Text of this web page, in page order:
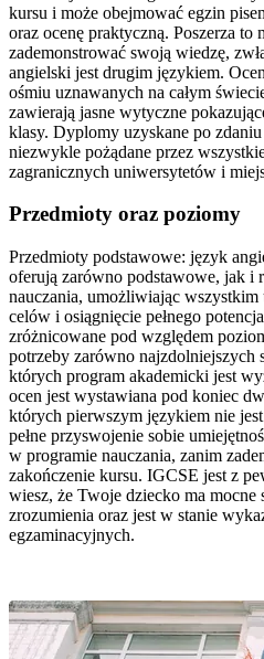
kursu i może obejmować egzin
oraz ocenę praktyczną. Poszerza
zademonstrować swoją wiedzę,
angielski jest drugim językiem.
ośmiu uznawanych na całym
zawierają jasne wytyczne
klasy. Dyplomy uzyskane po
niezwykle pożądane przez
zagranicznych uniwersytetów i
Przedmioty oraz poziomy
Przedmioty podstawowe: język
oferują zarówno podstawowe, jak i
nauczania, umożliwiając
celów i osiągnięcie pełnego
zróżnicowane pod względem
potrzeby zarówno najzdolniejszych
których program akademicki jest
ocen jest wystawiana pod koniec
których pierwszym językiem nie
pełne przyswojenie sobie
w programie nauczania, zanim
zakończenie kursu. IGCSE jest z
wiesz, że Twoje dziecko ma
zrozumienia oraz jest w stanie
egzaminacyjnych.